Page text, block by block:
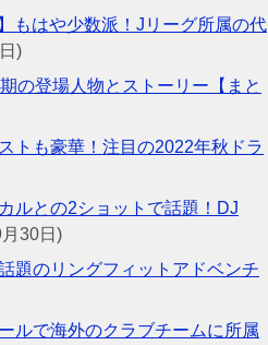
もはや少数派！Jリーグ所属の代
)
の登場人物とストーリー【まと
トも豪華！注目の2022年秋ドラ
ルとの2ショットで話題！DJ
30日)
題のリングフィットアドベンチ
ルで海外のクラブチームに所属